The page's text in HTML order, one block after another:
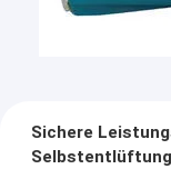
Sichere